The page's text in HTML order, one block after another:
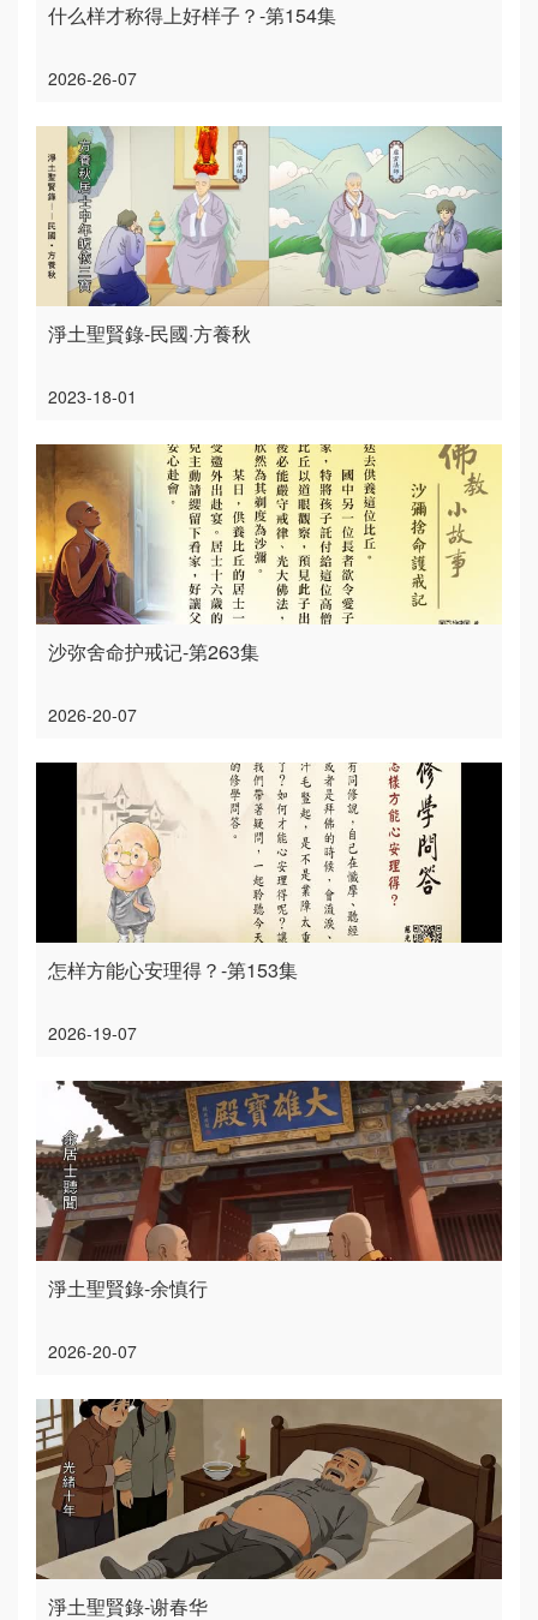
什么样才称得上好样子？-第154集
2026-26-07
淨土聖賢錄-民國·方養秋
2023-18-01
沙弥舍命护戒记-第263集
2026-20-07
怎样方能心安理得？-第153集
2026-19-07
淨土聖賢錄-余慎行
2026-20-07
淨土聖賢錄-谢春华